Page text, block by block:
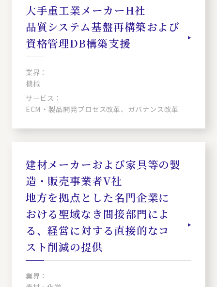
大手重工業メーカーH社
品質システム基盤再構築および
資格管理DB構築支援
業界：
機械
サービス：
ECM・製品開発プロセス改革、ガバナンス改革
建材メーカーおよび家具等の製
造・販売事業者V社
地方を拠点とした名門企業に
おける聖域なき間接部門によ
る、経営に対する直接的なコ
スト削減の提供
業界：